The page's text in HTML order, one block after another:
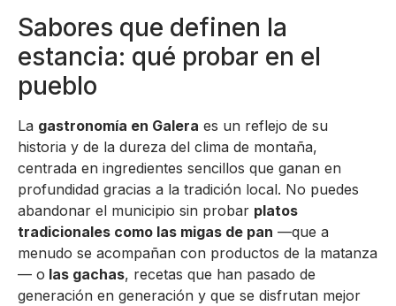
Sabores que definen la
estancia: qué probar en el
pueblo
La gastronomía en Galera es un reflejo de su
historia y de la dureza del clima de montaña,
centrada en ingredientes sencillos que ganan en
profundidad gracias a la tradición local. No puedes
abandonar el municipio sin probar platos
tradicionales como las migas de pan —que a
menudo se acompañan con productos de la matanza
— o las gachas, recetas que han pasado de
generación en generación y que se disfrutan mejor